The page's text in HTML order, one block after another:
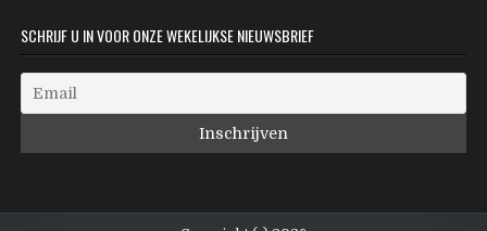
SCHRIJF U IN VOOR ONZE WEKELIJKSE NIEUWSBRIEF